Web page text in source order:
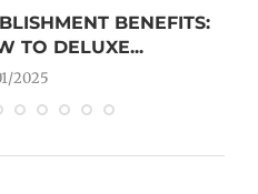
BENEFITS:
TO DELUXE...
2025